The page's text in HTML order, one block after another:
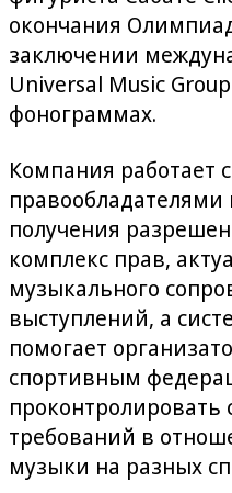
окончания
заключении
Universal Music
фонограммах.
Компания работает
получения
комплекс прав,
музыкального
выступлений, а
помогает
спортивным
проконтролировать
требований в
музыки на разных